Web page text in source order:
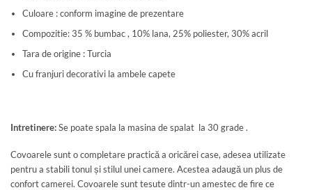
Culoare : conform imagine de prezentare
Compozitie: 35 % bumbac , 10% lana, 25% poliester, 30% acril
Tara de origine : Turcia
Cu franjuri decorativi la ambele capete
Intretinere:Se poate spala la masina de spalat la 30 grade .
Covoarele sunt o completare practică a oricărei case, adesea utilizate
pentru a stabili tonul și stilul unei camere. Acestea adaugă un plus de
confort camerei. Covoarele sunt tesute dintr-un amestec de fire ce